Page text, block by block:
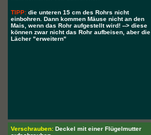
TIPP: die unteren 15 cm des Rohrs nicht
einbohren. Dann kommen Mäuse nicht an den
Mais, wenn das Rohr aufgestellt wird! --> diese
können zwar nicht das Rohr aufbeisen, aber die
Lächer "erweitern"
Verschrauben: Deckel mit einer Flügelmutter